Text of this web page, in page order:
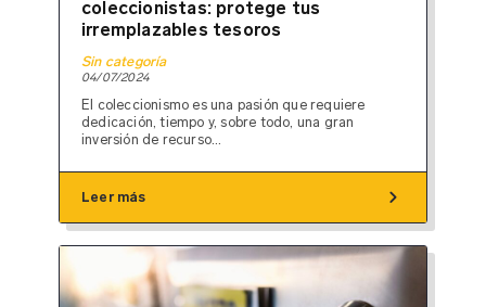
coleccionistas: protege tus
irremplazables tesoros
Sin categoría
04/07/2024
El coleccionismo es una pasión que requiere
dedicación, tiempo y, sobre todo, una gran
inversión de recurso...
Leer más chevron_right